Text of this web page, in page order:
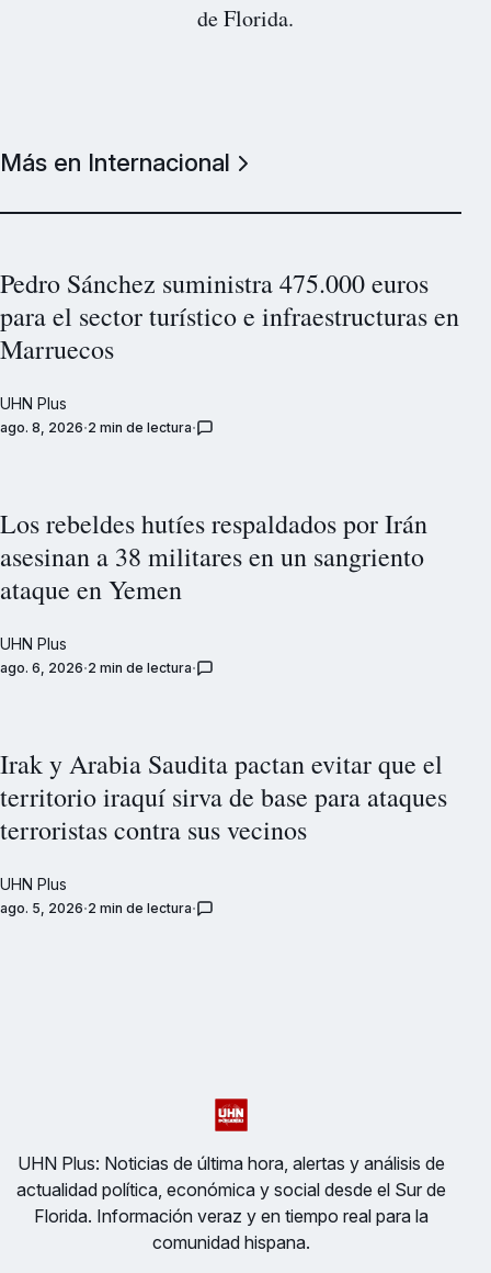
de Florida.
Más en Internacional
Pedro Sánchez suministra 475.000 euros
para el sector turístico e infraestructuras en
Marruecos
UHN Plus
ago. 8, 2026 2 min de lectura
Los rebeldes hutíes respaldados por Irán
asesinan a 38 militares en un sangriento
ataque en Yemen
UHN Plus
ago. 6, 2026 2 min de lectura
Irak y Arabia Saudita pactan evitar que el
territorio iraquí sirva de base para ataques
terroristas contra sus vecinos
UHN Plus
ago. 5, 2026 2 min de lectura
UHN Plus: Noticias de última hora, alertas y análisis de
actualidad política, económica y social desde el Sur de
Florida. Información veraz y en tiempo real para la
comunidad hispana.